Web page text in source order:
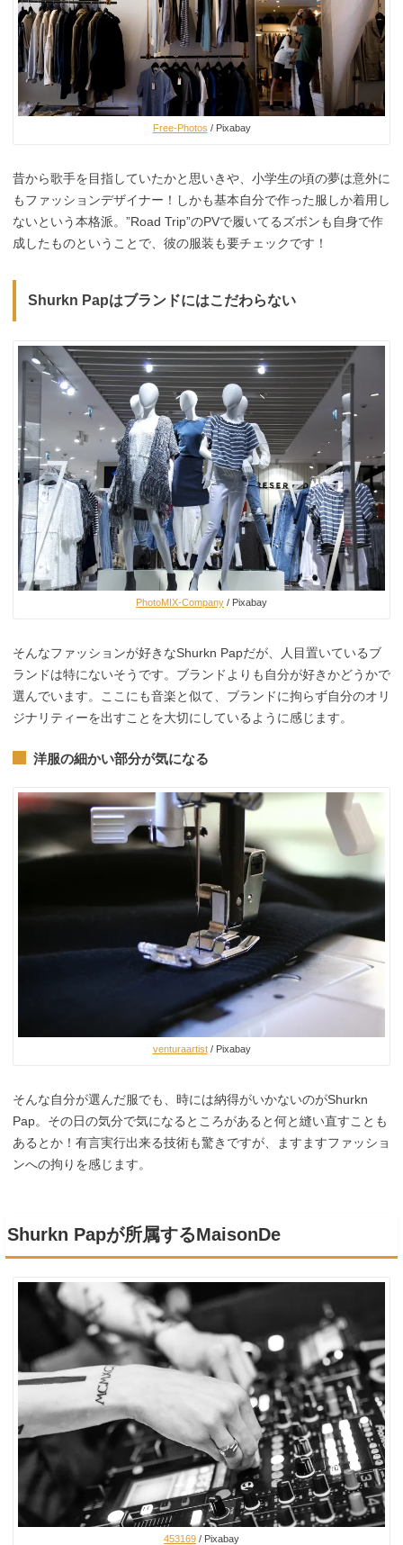
Free-Photos / Pixabay
昔から歌手を目指していたかと思いきや、小学生の頃の夢は意外に
もファッションデザイナー！しかも基本自分で作った服しか着用し
ないという本格派。”Road Trip”のPVで履いてるズボンも自身で作
成したものということで、彼の服装も要チェックです！
Shurkn Papはブランドにはこだわらない
PhotoMIX-Company / Pixabay
そんなファッションが好きなShurkn Papだが、人目置いているブ
ランドは特にないそうです。ブランドよりも自分が好きかどうかで
選んでいます。ここにも音楽と似て、ブランドに拘らず自分のオリ
ジナリティーを出すことを大切にしているように感じます。
洋服の細かい部分が気になる
venturaartist/ Pixabay
そんな自分が選んだ服でも、時には納得がいかないのがShurkn
Pap。その日の気分で気になるところがあると何と縫い直すことも
あるとか！有言実行出来る技術も驚きですが、ますますファッショ
ンへの拘りを感じます。
Shurkn Papが所属するMaisonDe
453169 / Pixabay